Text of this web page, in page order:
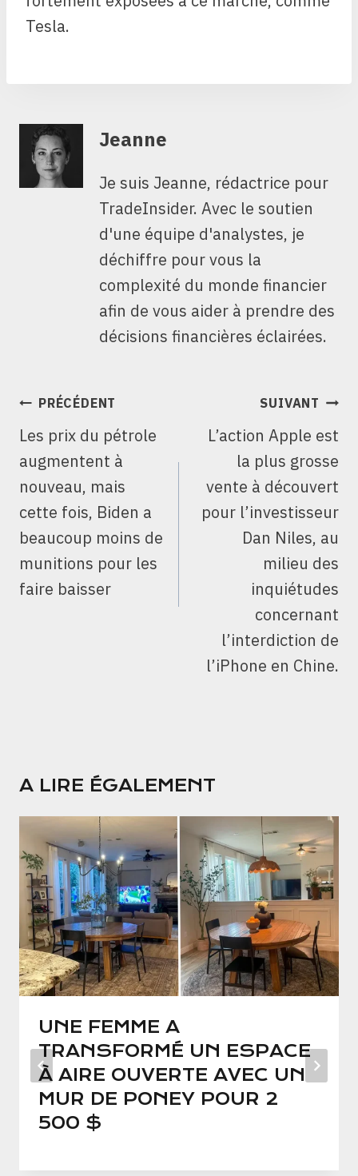
Tesla.
Jeanne
Je suis Jeanne, rédactrice pour
TradeInsider. Avec le soutien
d'une équipe d'analystes, je
déchiffre pour vous la
complexité du monde financier
afin de vous aider à prendre des
décisions financières éclairées.
NAVIGATION
L’ARTICLE
PRÉCÉDENT
Les prix du pétrole
augmentent à
nouveau, mais
cette fois, Biden a
beaucoup moins de
munitions pour les
faire baisser
SUIVANT
L’action Apple est
la plus grosse
vente à découvert
pour l’investisseur
Dan Niles, au
milieu des
inquiétudes
concernant
l’interdiction de
l’iPhone en Chine.
A LIRE ÉGALEMENT
UNE FEMME A
TRANSFORMÉ UN ESPACE
À AIRE OUVERTE AVEC UN
MUR DE PONEY POUR 2
500 $